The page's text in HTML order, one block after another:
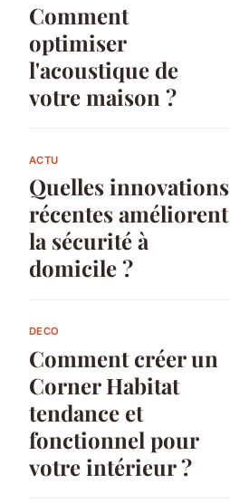
Comment
optimiser
l'acoustique de
votre maison ?
ACTU
Quelles innovations
récentes améliorent
la sécurité à
domicile ?
DECO
Comment créer un
Corner Habitat
tendance et
fonctionnel pour
votre intérieur ?